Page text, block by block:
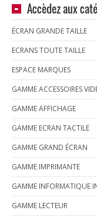
Accèdez aux
ÉCRAN GRANDE TAILLE
ECRANS TOUTE TAILLE
ESPACE MARQUES
GAMME ACCESSOIRES
GAMME AFFICHAGE
GAMME ECRAN TACTILE
GAMME GRAND ÉCRAN
GAMME IMPRIMANTE
GAMME INFORMATIQUE
GAMME LECTEUR